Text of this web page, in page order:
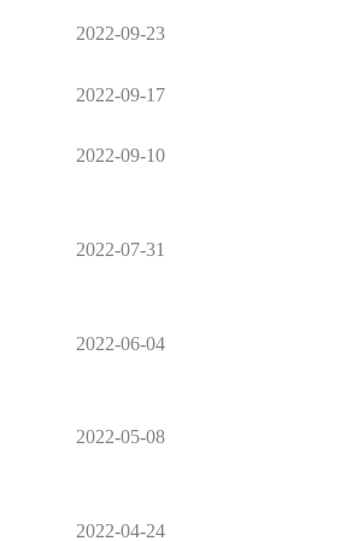
2022-09-23
2022-09-17
2022-09-10
2022-07-31
2022-06-04
2022-05-08
2022-04-24